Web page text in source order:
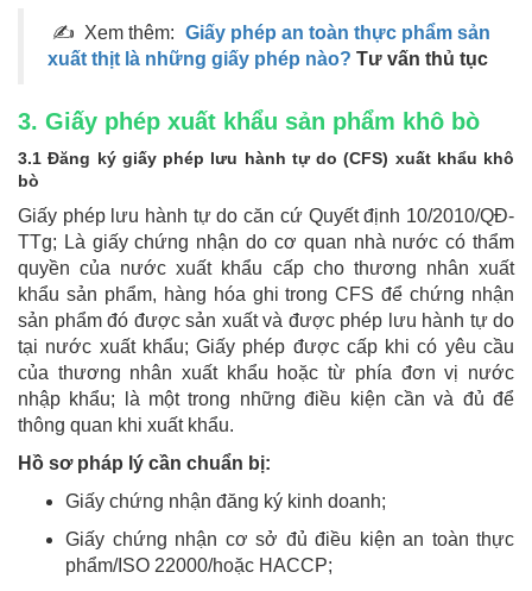
✍ Xem thêm: Giấy phép an toàn thực phẩm sản
xuất thịt là những giấy phép nào? Tư vấn thủ tục
3. Giấy phép xuất khẩu sản phẩm khô bò
3.1 Đăng ký giấy phép lưu hành tự do (CFS) xuất khẩu khô
bò
Giấy phép lưu hành tự do căn cứ Quyết định 10/2010/QĐ-
TTg; Là giấy chứng nhận do cơ quan nhà nước có thẩm
quyền của nước xuất khẩu cấp cho thương nhân xuất
khẩu sản phẩm, hàng hóa ghi trong CFS để chứng nhận
sản phẩm đó được sản xuất và được phép lưu hành tự do
tại nước xuất khẩu; Giấy phép được cấp khi có yêu cầu
của thương nhân xuất khẩu hoặc từ phía đơn vị nước
nhập khẩu; là một trong những điều kiện cần và đủ để
thông quan khi xuất khẩu.
Hồ sơ pháp lý cần chuẩn bị:
Giấy chứng nhận đăng ký kinh doanh;
Giấy chứng nhận cơ sở đủ điều kiện an toàn thực
phẩm/ISO 22000/hoặc HACCP;